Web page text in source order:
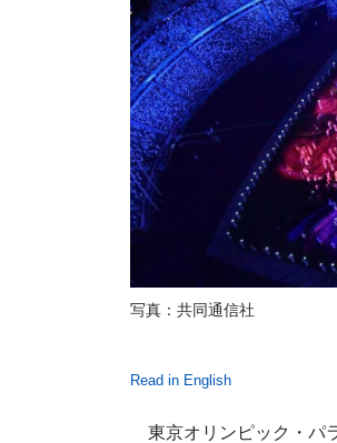
写真：共同通信社
Read in English
東京オリンピック・パ